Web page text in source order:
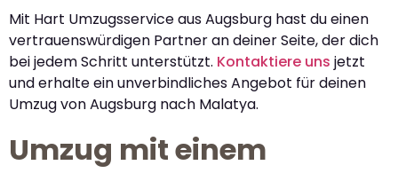
Mit Hart Umzugsservice aus Augsburg hast du einen
vertrauenswürdigen Partner an deiner Seite, der dich
bei jedem Schritt unterstützt. Kontaktiere uns jetzt
und erhalte ein unverbindliches Angebot für deinen
Umzug von Augsburg nach Malatya.
Umzug mit einem